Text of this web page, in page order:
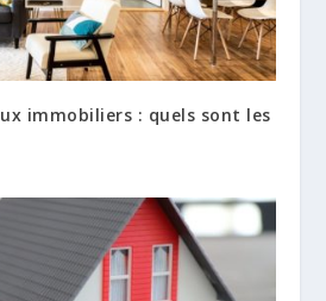
immobiliers : quels sont les